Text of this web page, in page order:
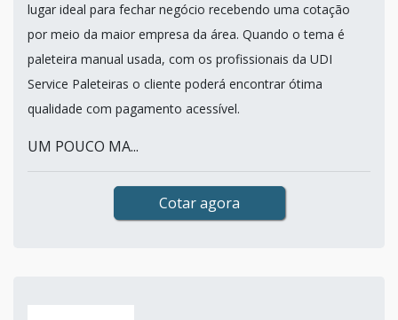
lugar ideal para fechar negócio recebendo uma cotação
por meio da maior empresa da área. Quando o tema é
paleteira manual usada, com os profissionais da UDI
Service Paleteiras o cliente poderá encontrar ótima
qualidade com pagamento acessível.
UM POUCO MA...
Cotar agora